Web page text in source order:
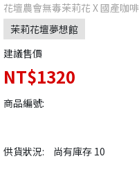
花壇農會無毒茉莉花 X 國產咖啡
茉莉花壇夢想館
建議售價
NT$1320
商品編號:
供貨狀況: 尚有庫存 10